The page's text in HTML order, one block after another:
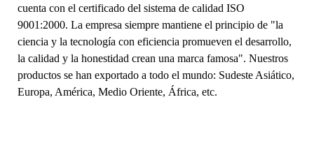
cuenta con el certificado del sistema de calidad ISO
9001:2000. La empresa siempre mantiene el principio de "la
ciencia y la tecnología con eficiencia promueven el desarrollo,
la calidad y la honestidad crean una marca famosa". Nuestros
productos se han exportado a todo el mundo: Sudeste Asiático,
Europa, América, Medio Oriente, África, etc.